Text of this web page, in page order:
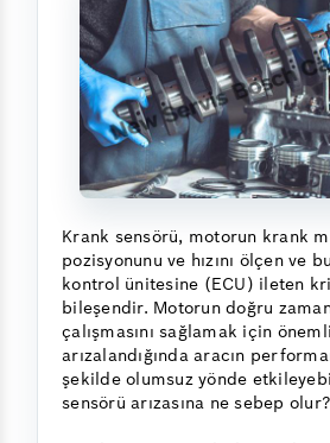
Krank sensörü, motorun krank
pozisyonunu ve hızını ölçen ve
kontrol ünitesine (ECU) ileten
bileşendir. Motorun doğru
çalışmasını sağlamak için
arızalandığında aracın
şekilde olumsuz yönde
sensörü arızasına ne sebep olur?